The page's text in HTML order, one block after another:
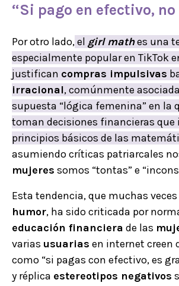
“Si pago en efectivo, no
Por otro lado,el girl mathes una
especialmente popular en TikTok
justifican compras impulsivas
irracional, comúnmente
supuesta “lógica femenina” en la
toman decisiones financieras que
principios básicos de las
asumiendo críticas patriarcales
mujeres somos “tontas” e
Esta tendencia, que muchas
humor, ha sido criticada por
educación financiera de las
varias usuarias en internet creen
como “si pagas con efectivo, es
y réplica estereotipos negativos